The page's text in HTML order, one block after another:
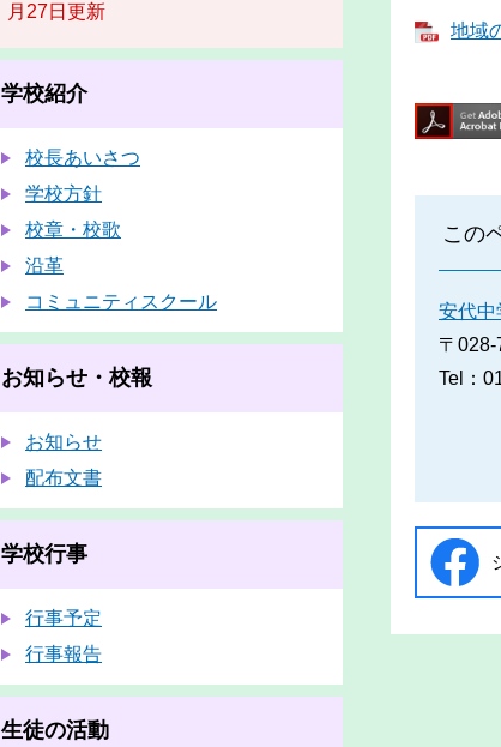
地域
この
安代中
〒028-
Tel：
月27日更新
学校紹介
校長あいさつ
学校方針
校章・校歌
沿革
コミュニティスクール
お知らせ・校報
お知らせ
配布文書
学校行事
行事予定
行事報告
生徒の活動